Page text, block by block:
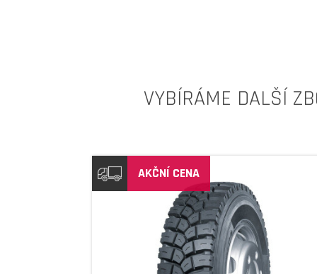
VYBÍRÁME DALŠÍ
AKČNÍ CENA
DETAIL